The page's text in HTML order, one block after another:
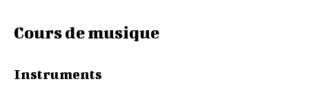
Cours de musique
Instruments